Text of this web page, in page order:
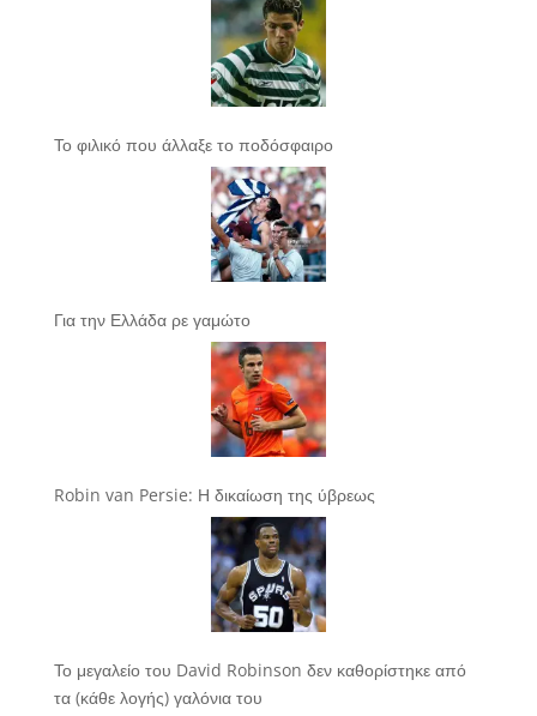
Το φιλικό που άλλαξε το ποδόσφαιρο
Για την Ελλάδα ρε γαμώτο
Robin van Persie: Η δικαίωση της ύβρεως
Το μεγαλείο του David Robinson δεν καθορίστηκε από
τα (κάθε λογής) γαλόνια του